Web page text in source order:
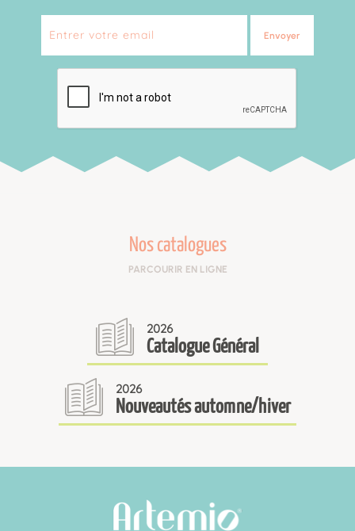
Envoyer
Nos catalogues
PARCOURIR EN LIGNE
2026
Catalogue Général
2026
Nouveautés automne/hiver